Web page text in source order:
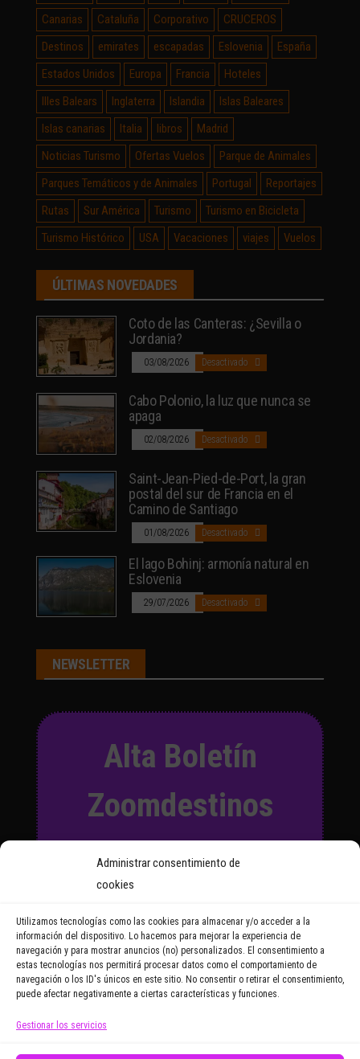
Administrar consentimiento de
cookies
Utilizamos tecnologías como las cookies para almacenar y/o acceder a la
información del dispositivo. Lo hacemos para mejorar la experiencia de
navegación y para mostrar anuncios (no) personalizados. El consentimiento a
estas tecnologías nos permitirá procesar datos como el comportamiento de
navegación o los ID's únicos en este sitio. No consentir o retirar el consentimiento,
puede afectar negativamente a ciertas características y funciones.
Gestionar los servicios
Canarias
Cataluña Corporativo
CRUCEROS
Destinos
emirates escapadas Eslovenia
España
Estados Unidos
Europa Francia
Hoteles
Illes Balears
Inglaterra Islandia
Islas Baleares
Islas canarias
Italia libros
Madrid
Noticias Turismo
Ofertas Vuelos
Parque de Animales
Parques Temáticos y de Animales
Portugal
Reportajes
Rutas
Sur América Turismo
Turismo en Bicicleta
Turismo Histórico
USA Vacaciones viajes Vuelos
ÚLTIMAS NOVEDADES
Coto de las Canteras: ¿Sevilla o
Jordania?
03/08/2026 Desactivado
Cabo Polonio, la luz que nunca se
apaga
02/08/2026 Desactivado
Saint-Jean-Pied-de-Port, la gran
postal del sur de Francia en el
Camino de Santiago
01/08/2026 Desactivado
El lago Bohinj: armonía natural en
Eslovenia
29/07/2026 Desactivado
NEWSLETTER
Alta Boletín
Zoomdestinos
y recibirás regularmente las
noticias y reportajes que
Email Address